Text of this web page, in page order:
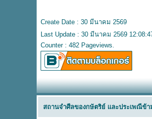
Create Date : 30 มีนาคม 2569
Last Update : 30 มีนาคม 2569
Counter : 482 Pageviews.
สถานจำศีลของกษัตริย์ และประเพณีข้